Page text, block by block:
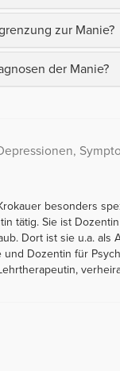
zur Manie?
der Manie?
besonders
tätig. Sie ist
Dort ist sie u.a.
Dozentin für